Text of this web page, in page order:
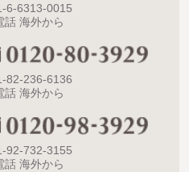
6-6313-0015
話 海外から
82-236-6136
話 海外から
92-732-3155
話 海外から